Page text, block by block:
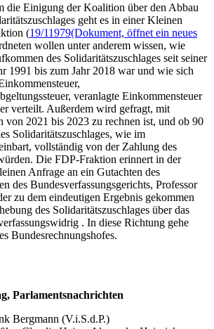
Einigung der Koalition über den Abbau
geht es in einer Kleinen
(19/11979(Dokument, öffnet ein neues
wollen unter anderem wissen, wie
des Solidaritätszuschlages seit seiner
1991 bis zum Jahr 2018 war und wie sich
veranlagte Einkommensteuer
verteilt. Außerdem wird gefragt, mit
von 2021 bis 2023 zu rechnen ist, und ob 90
Solidaritätszuschlages, wie im
vollständig von der Zahlung des
Die FDP-Fraktion erinnert in der
Anfrage an ein Gutachten des
des Bundesverfassungsgerichts, Professor
zu dem eindeutigen Ergebnis gekommen
des Solidaritätszuschlages über das
. In diese Richtung gehe
Bundesrechnungshofes.
Parlamentsnachrichten
Bergmann (V.i.S.d.P.)